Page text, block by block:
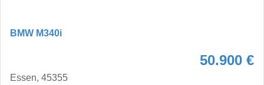
BMW M340i
50.900 €
Essen, 45355